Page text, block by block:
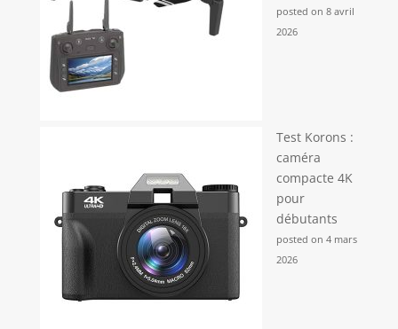
posted on 8 avril
2026
Test Korons :
caméra
compacte 4K
pour
débutants
posted on 4 mars
2026